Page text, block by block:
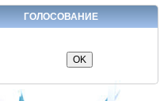
ГОЛОСОВАНИЕ